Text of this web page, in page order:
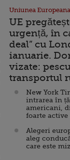
Uniunea Europeana
UE
urgență, în
deal” cu
ianuarie.
vizate:
transportul
New York
intrarea în
americani,
foarte active
Alegeri
aleg
care este